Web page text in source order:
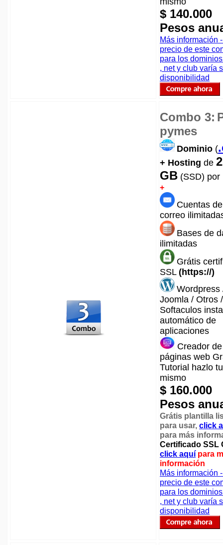
$ 140.000
Pesos
Más información
precio de este
para los
, net y club varía
disponibilidad
Combo 3:
pymes
Dominio (
+ Hosting de
GB (SSD) por
+
Cuentas de
correo
Bases de
ilimitadas
Grátis
SSL (https://)
Wordpress
Joomla / Otros /
Softaculos
automático de
aplicaciones
Creador de
páginas web
Tutorial hazlo tu
mismo
$ 160.000
Pesos
Grátis plantilla
para usar, click
para más
Certificado SSL
click aquí para
información
Más información
precio de este
para los
, net y club varía
disponibilidad